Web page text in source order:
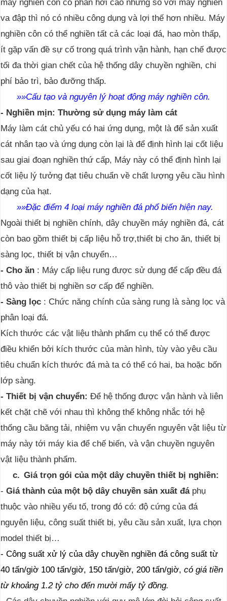
máy nghiền côn có phần hơi cao nhưng so với máy nghiền
va đập thì nó có nhiều công dụng và lợi thế hơn nhiều. Máy
nghiền côn có thể nghiền tất cả các loại đá, hao mòn thấp,
ít gặp vấn đề sự cố trong quá trình vận hành, hạn chế được
tối đa thời gian chết của hệ thống dây chuyền nghiền, chi
phí bảo trì, bảo đưỡng thấp.
»»Cấu tạo và nguyên lý hoạt động máy nghiền côn.
- Nghiền mịn: Thường sử dụng máy làm cát
Máy làm cát chủ yếu có hai ứng dụng, một là để sản xuất
cát nhân tạo và ứng dụng còn lại là để định hình lại cốt liệu
sau giai đoạn nghiền thứ cấp, Máy này có thể định hình lại
cốt liệu lý tưởng đạt tiêu chuẩn về chất lượng yêu cầu hình
dạng của hạt.
»»Đặc điểm 4 loại máy nghiền đá phổ biến hiện nay.
Ngoài thiết bị nghiền chính, dây chuyền máy nghiền đá, cát
còn bao gồm thiết bị cấp liệu hỗ trợ,thiết bị cho ăn, thiết bị
sàng lọc, thiết bị vận chuyển…
- Cho ăn : Máy cấp liệu rung được sử dụng để cấp đều đá
thô vào thiết bị nghiền sơ cấp để nghiền.
- Sàng lọc : Chức năng chính của sàng rung là sàng lọc và
phân loại đá.
Kích thước các vật liệu thành phẩm cụ thể có thể được
điều khiển bởi kích thước của màn hình, tùy vào yêu cầu
tiêu chuẩn kích thước đá mà ta có thể có hai, ba hoặc bốn
lớp sàng.
- Thiết bị vận chuyển: Để hệ thống được vận hành và liên
kết chặt chẽ với nhau thì không thể không nhắc tới hệ
thống cầu băng tải, nhiệm vụ vận chuyển nguyên vật liệu từ
máy này tới máy kia để chế biến, và vận chuyền nguyên
vật liệu thành phẩm.
c. Giá trọn gói của một dây chuyền thiết bị nghiền:
- Giá thành của một bộ dây chuyền sản xuất đáphụ
thuộc vào nhiều yếu tố, trong đó có: độ cứng của đá
nguyên liệu, công suất thiết bị, yêu cầu sản xuất, lựa chọn
model thiết bị…
- Công suất xử lý của dây chuyền nghiền đá công suất từ
40 tấn/giờ 100 tấn/giờ, 150 tấn/giờ, 200 tấn/giờ, có giá tiền
từ khoảng 1.2 tỷ cho đến mười mấy tỷ đồng.